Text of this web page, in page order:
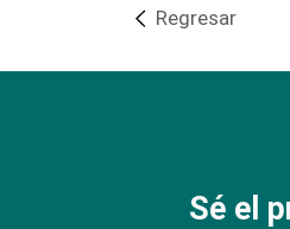
Regresar
Sé el